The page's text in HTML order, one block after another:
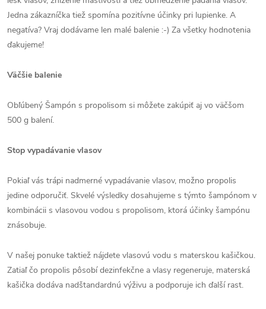
Jedna zákazníčka tiež spomína pozitívne účinky pri lupienke. A
negatíva? Vraj dodávame len malé balenie :-) Za všetky hodnotenia
ďakujeme!
Väčšie balenie
Obľúbený Šampón s propolisom si môžete zakúpiť aj vo väčšom
500 g balení.
Stop vypadávanie vlasov
Pokiaľ vás trápi nadmerné vypadávanie vlasov, možno propolis
jedine odporučiť. Skvelé výsledky dosahujeme s týmto šampónom v
kombinácii s vlasovou vodou s propolisom, ktorá účinky šampónu
znásobuje.
V našej ponuke taktiež nájdete vlasovú vodu s materskou kašičkou.
Zatiaľ čo propolis pôsobí dezinfekčne a vlasy regeneruje, materská
kašička dodáva nadštandardnú výživu a podporuje ich ďalší rast.